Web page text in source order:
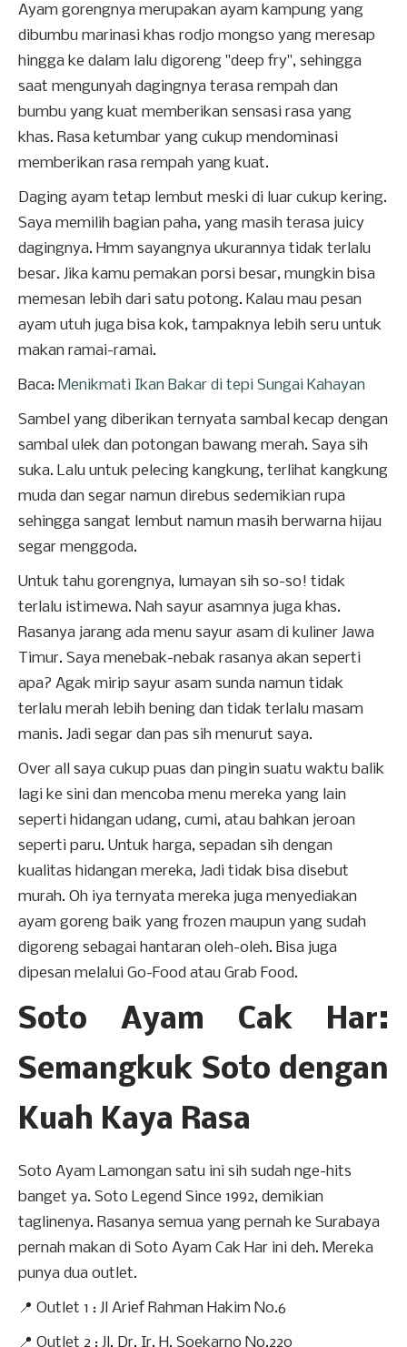
Ayam gorengnya merupakan ayam kampung yang
dibumbu marinasi khas rodjo mongso yang meresap
hingga ke dalam lalu digoreng "deep fry", sehingga
saat mengunyah dagingnya terasa rempah dan
bumbu yang kuat memberikan sensasi rasa yang
khas. Rasa ketumbar yang cukup mendominasi
memberikan rasa rempah yang kuat.
Daging ayam tetap lembut meski di luar cukup kering.
Saya memilih bagian paha, yang masih terasa juicy
dagingnya. Hmm sayangnya ukurannya tidak terlalu
besar. Jika kamu pemakan porsi besar, mungkin bisa
memesan lebih dari satu potong. Kalau mau pesan
ayam utuh juga bisa kok, tampaknya lebih seru untuk
makan ramai-ramai.
Baca: Menikmati Ikan Bakar di tepi Sungai Kahayan
Sambel yang diberikan ternyata sambal kecap dengan
sambal ulek dan potongan bawang merah. Saya sih
suka. Lalu untuk pelecing kangkung, terlihat kangkung
muda dan segar namun direbus sedemikian rupa
sehingga sangat lembut namun masih berwarna hijau
segar menggoda.
Untuk tahu gorengnya, lumayan sih so-so! tidak
terlalu istimewa. Nah sayur asamnya juga khas.
Rasanya jarang ada menu sayur asam di kuliner Jawa
Timur. Saya menebak-nebak rasanya akan seperti
apa? Agak mirip sayur asam sunda namun tidak
terlalu merah lebih bening dan tidak terlalu masam
manis. Jadi segar dan pas sih menurut saya.
Over all saya cukup puas dan pingin suatu waktu balik
lagi ke sini dan mencoba menu mereka yang lain
seperti hidangan udang, cumi, atau bahkan jeroan
seperti paru. Untuk harga, sepadan sih dengan
kualitas hidangan mereka, Jadi tidak bisa disebut
murah. Oh iya ternyata mereka juga menyediakan
ayam goreng baik yang frozen maupun yang sudah
digoreng sebagai hantaran oleh-oleh. Bisa juga
dipesan melalui Go-Food atau Grab Food.
Soto Ayam Cak Har:
Semangkuk Soto dengan
Kuah Kaya Rasa
Soto Ayam Lamongan satu ini sih sudah nge-hits
banget ya. Soto Legend Since 1992, demikian
taglinenya. Rasanya semua yang pernah ke Surabaya
pernah makan di Soto Ayam Cak Har ini deh. Mereka
punya dua outlet.
📍 Outlet 1 : Jl Arief Rahman Hakim No.6
📍 Outlet 2 : Jl. Dr. Ir. H. Soekarno No.220